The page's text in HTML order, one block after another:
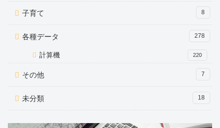
子育て 8
各種データ 278
計算機 220
その他 7
未分類 18